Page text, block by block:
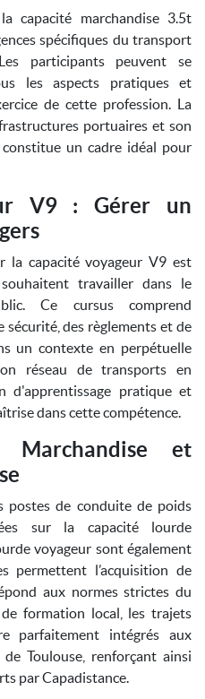
capacité marchandise 3.5t
spécifiques du transport
participants peuvent se
les aspects pratiques et
de cette profession. La
portuaires et son
un cadre idéal pour
V9 : Gérer un
la capacité voyageur V9 est
travailler dans le
Ce cursus comprend
sécurité, des règlements et de
un contexte en perpétuelle
réseau de transports en
d'apprentissage pratique et
dans cette compétence.
Marchandise et
postes de conduite de poids
sur la capacité lourde
voyageur sont également
permettent l’acquisition de
aux normes strictes du
formation local, les trajets
parfaitement intégrés aux
Toulouse, renforçant ainsi
par Capadistance.